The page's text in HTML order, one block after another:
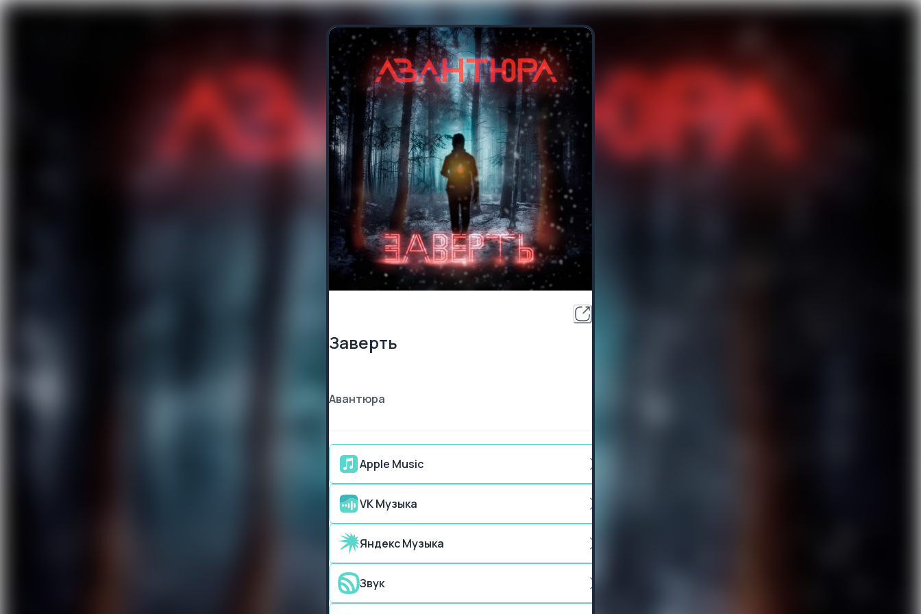
Заверть
Авантюра
Apple Music
VK Музыка
Яндекс Музыка
Звук